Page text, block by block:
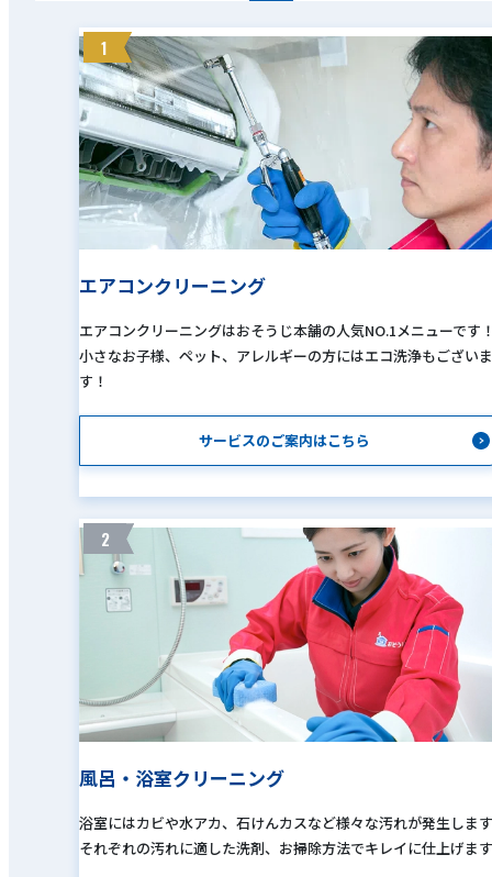
1
エアコンクリーニング
エアコンクリーニングはおそうじ本舗の人気NO.1メニューです
小さなお子様、ペット、アレルギーの方にはエコ洗浄もございま
す！
サービスのご案内はこちら
2
風呂・浴室クリーニング
浴室にはカビや水アカ、石けんカスなど様々な汚れが発生しま
それぞれの汚れに適した洗剤、お掃除方法でキレイに仕上げま